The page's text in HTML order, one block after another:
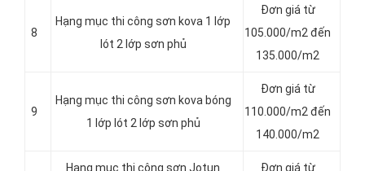
8
Hạng mục thi công sơn kova 1 lớp
lót 2 lớp sơn phủ
Đơn giá từ
105.000/m2 đến
135.000/m2
9
Hạng mục thi công sơn kova bóng
1 lớp lót 2 lớp sơn phủ
Đơn giá từ
110.000/m2 đến
140.000/m2
Hạng mục thi công sơn Jotun
Đơn giá từ